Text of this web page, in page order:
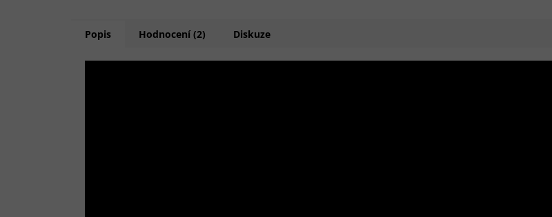
Popis Hodnocení (2) Diskuze